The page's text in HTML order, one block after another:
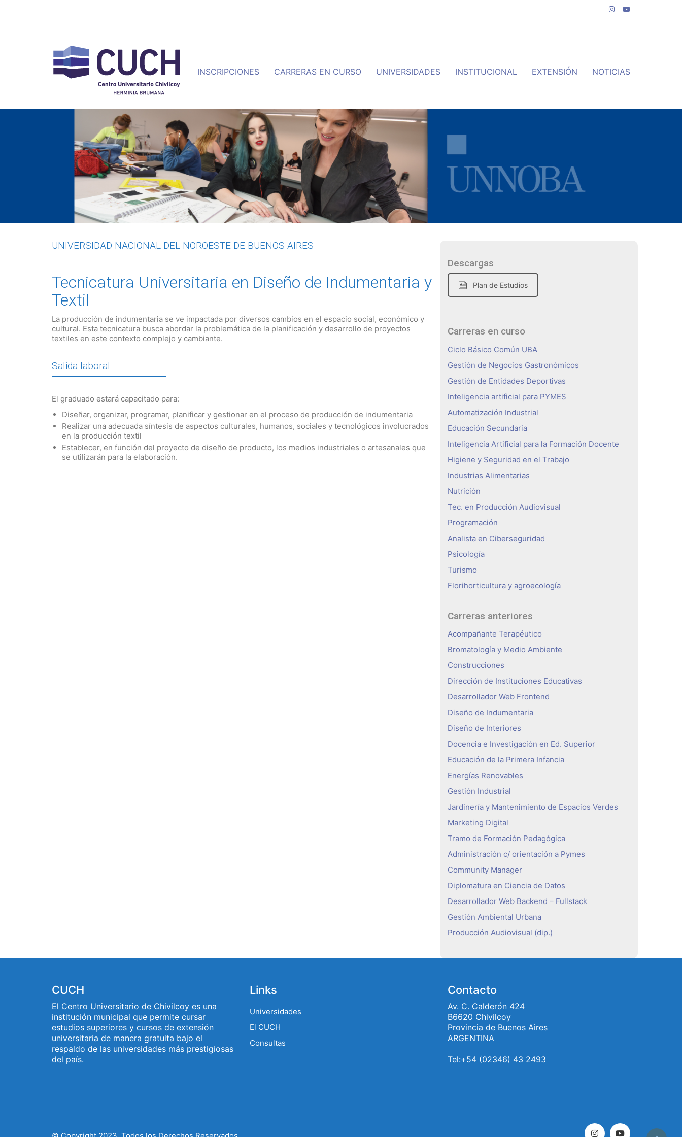
INSCRIPCIONES CARRERAS EN CURSO UNIVERSIDADES INSTITUCIONAL EXTENSIÓN NOTICIAS
UNIVERSIDAD NACIONAL DEL NOROESTE DE BUENOS AIRES
Tecnicatura Universitaria en Diseño de Indumentaria y
Textil
La producción de indumentaria se ve impactada por diversos cambios en el espacio social, económico y
cultural. Esta tecnicatura busca abordar la problemática de la planificación y desarrollo de proyectos
textiles en este contexto complejo y cambiante.
Salida laboral
El graduado estará capacitado para:
Diseñar, organizar, programar, planificar y gestionar en el proceso de producción de indumentaria
Realizar una adecuada síntesis de aspectos culturales, humanos, sociales y tecnológicos involucrados
en la producción textil
Establecer, en función del proyecto de diseño de producto, los medios industriales o artesanales que
se utilizarán para la elaboración.
Descargas
Plan de Estudios
Carreras en curso
Ciclo Básico Común UBA
Gestión de Negocios Gastronómicos
Gestión de Entidades Deportivas
Inteligencia artificial para PYMES
Automatización Industrial
Educación Secundaria
Inteligencia Artificial para la Formación Docente
Higiene y Seguridad en el Trabajo
Industrias Alimentarias
Nutrición
Tec. en Producción Audiovisual
Programación
Analista en Ciberseguridad
Psicología
Turismo
Florihorticultura y agroecología
Carreras anteriores
Acompañante Terapéutico
Bromatología y Medio Ambiente
Construcciones
Dirección de Instituciones Educativas
Desarrollador Web Frontend
Diseño de Indumentaria
Diseño de Interiores
Docencia e Investigación en Ed. Superior
Educación de la Primera Infancia
Energías Renovables
Gestión Industrial
Jardinería y Mantenimiento de Espacios Verdes
Marketing Digital
Tramo de Formación Pedagógica
Administración c/ orientación a Pymes
Community Manager
Diplomatura en Ciencia de Datos
Desarrollador Web Backend – Fullstack
Gestión Ambiental Urbana
Producción Audiovisual (dip.)
CUCH
El Centro Universitario de Chivilcoy es una
institución municipal que permite cursar
estudios superiores y cursos de extensión
universitaria de manera gratuita bajo el
respaldo de las universidades más prestigiosas
del país.
Links
Universidades
El CUCH
Consultas
Contacto
Av. C. Calderón 424
B6620 Chivilcoy
Provincia de Buenos Aires
ARGENTINA
Tel:+54 (02346) 43 2493